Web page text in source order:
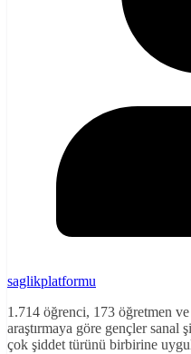
saglikplatformu
1.714 öğrenci, 173 öğretmen
araştırmaya göre gençler sanal
çok şiddet türünü birbirine